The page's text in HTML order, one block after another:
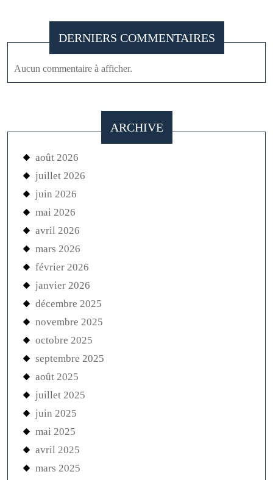
DERNIERS COMMENTAIRES
Aucun commentaire à afficher.
ARCHIVE
août 2026
juillet 2026
juin 2026
mai 2026
avril 2026
mars 2026
février 2026
janvier 2026
décembre 2025
novembre 2025
octobre 2025
septembre 2025
août 2025
juillet 2025
juin 2025
mai 2025
avril 2025
mars 2025